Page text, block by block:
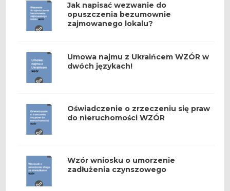
Jak napisać wezwanie do
opuszczenia bezumownie
zajmowanego lokalu?
Umowa najmu z Ukraińcem WZÓR w
dwóch językach!
Oświadczenie o zrzeczeniu się praw
do nieruchomości WZÓR
Wzór wniosku o umorzenie
zadłużenia czynszowego